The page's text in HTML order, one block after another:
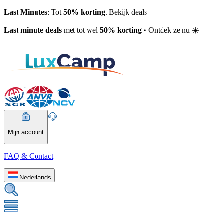
Last Minutes: Tot 50% korting. Bekijk deals
Last minute deals met tot wel 50% korting • Ontdek ze nu ☀️
Mijn account
FAQ & Contact
Nederlands